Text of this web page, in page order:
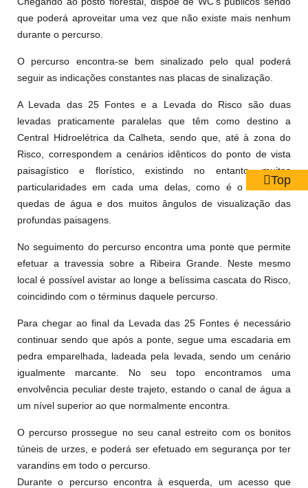
que poderá aproveitar uma vez que não existe mais nenhum
durante o percurso.
O percurso encontra-se bem sinalizado pelo qual poderá
seguir as indicações constantes nas placas de sinalização.
A Levada das 25 Fontes e a Levada do Risco são duas
levadas praticamente paralelas que têm como destino a
Central Hidroelétrica da Calheta, sendo que, até à zona do
Risco, correspondem a cenários idênticos do ponto de vista
paisagístico e florístico, existindo no entanto, muitas
particularidades em cada uma delas, como é o caso das
quedas de água e dos muitos ângulos de visualização das
profundas paisagens.
No seguimento do percurso encontra uma ponte que permite
efetuar a travessia sobre a Ribeira Grande. Neste mesmo
local é possível avistar ao longe a belíssima cascata do Risco,
coincidindo com o términus daquele percurso.
Para chegar ao final da Levada das 25 Fontes é necessário
continuar sendo que após a ponte, segue uma escadaria em
pedra emparelhada, ladeada pela levada, sendo um cenário
igualmente marcante. No seu topo encontramos uma
envolvência peculiar deste trajeto, estando o canal de água a
um nível superior ao que normalmente encontra.
O percurso prossegue no seu canal estreito com os bonitos
túneis de urzes, e poderá ser efetuado em segurança por ter
varandins em todo o percurso.
Durante o percurso encontra à esquerda, um acesso que
Top